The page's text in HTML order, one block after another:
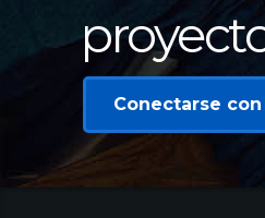
Conectarse